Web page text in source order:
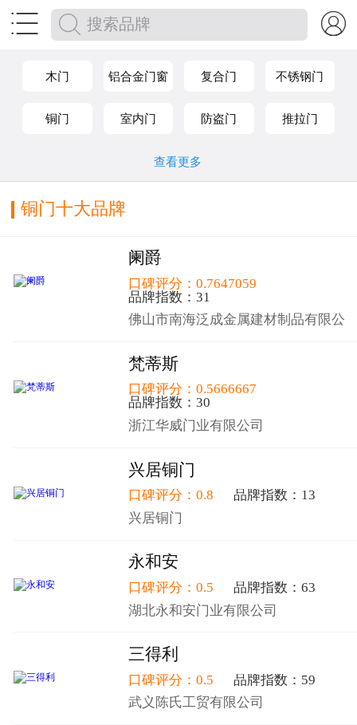
 
木门 铝合金门窗 复合门 不锈钢门
铜门 室内门 防盗门 推拉门
阳光房查看更多
铜门十大品牌
阑爵
口碑评分：0.7647059
品牌指数：31
佛山市南海泛成金属建材制品有限公
梵蒂斯
口碑评分：0.5666667
品牌指数：30
浙江华威门业有限公司
兴居铜门
口碑评分：0.8
品牌指数：13
兴居铜门
永和安
口碑评分：0.5
品牌指数：63
湖北永和安门业有限公司
三得利
口碑评分：0.5
品牌指数：59
武义陈氏工贸有限公司